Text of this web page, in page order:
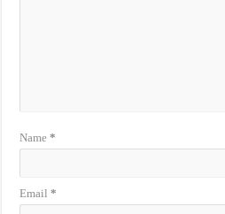
Name*
Email*